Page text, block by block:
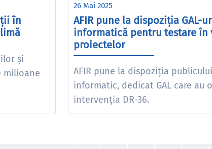
în
și
milioane
26 Mai 2025
AFIR pune la dispoziția GAL-
informatică pentru testare în
proiectelor
AFIR pune la dispoziția
informatic, dedicat GAL care au
intervenția DR-36.